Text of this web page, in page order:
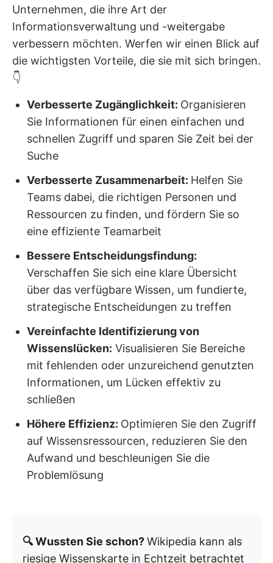
Unternehmen, die ihre Art der
Informationsverwaltung und -weitergabe
verbessern möchten. Werfen wir einen Blick auf
die wichtigsten Vorteile, die sie mit sich bringen.
👇
Verbesserte Zugänglichkeit: Organisieren
Sie Informationen für einen einfachen und
schnellen Zugriff und sparen Sie Zeit bei der
Suche
Verbesserte Zusammenarbeit: Helfen Sie
Teams dabei, die richtigen Personen und
Ressourcen zu finden, und fördern Sie so
eine effiziente Teamarbeit
Bessere Entscheidungsfindung:
Verschaffen Sie sich eine klare Übersicht
über das verfügbare Wissen, um fundierte,
strategische Entscheidungen zu treffen
Vereinfachte Identifizierung von
Wissenslücken: Visualisieren Sie Bereiche
mit fehlenden oder unzureichend genutzten
Informationen, um Lücken effektiv zu
schließen
Höhere Effizienz: Optimieren Sie den Zugriff
auf Wissensressourcen, reduzieren Sie den
Aufwand und beschleunigen Sie die
Problemlösung
🔍 Wussten Sie schon?Wikipedia kann als
riesige Wissenskarte in Echtzeit betrachtet